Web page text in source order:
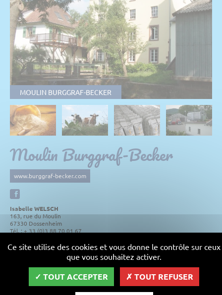
MOULIN BURGGRAF-BECKER
Moulin Burggraf-Becker
www.burggraf-becker.com
Isabelle WELSCH
163, rue du Moulin
67330 Dossenheim
Tél. : + 33 (0)3 88 70 01 67
A l'entrée du Parc des Vosges du Nord, le Moulin Burggraf-Becker,
cadre chaleureux et familial à Dossenheim.
Aujourd'hui, 3 pôles d'activités témoignent du dynamisme de cette
Ce site utilise des cookies et vous donne le contrôle sur ceux
que vous souhaitez activer.
TOUT ACCEPTER TOUT REFUSER